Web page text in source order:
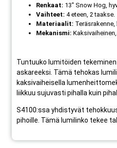
Renkaat: 13″ Snow Hog,
Vaihteet: 4 eteen, 2 taakse.
Materiaalit:
Mekanismi:
Tuntuuko lumitöiden
askareeksi. Tämä tehokas
kaksivaiheisella
liikkuu sujuvasti pihalla kuin
S4100:ssa yhdistyvät
pihoille. Tämä lumilinko tekee